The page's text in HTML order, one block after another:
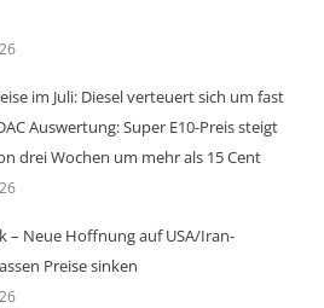
im Juli: Diesel verteuert sich um fast
Auswertung: Super E10-Preis steigt
drei Wochen um mehr als 15 Cent
– Neue Hoffnung auf USA/Iran-
Preise sinken